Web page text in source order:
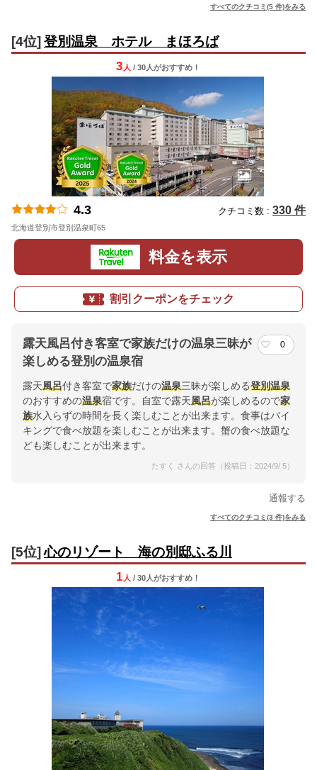
すべてのクチコミ(5 件)をみる
[4位] 登別温泉 ホテル まほろば
3 人 / 30人がおすすめ！
4.3 クチコミ数 : 330 件
北海道登別市登別温泉町65
料金を表示
割引クーポンをチェック
露天風呂付き客室で家族だけの温泉三昧が
楽しめる登別の温泉宿
0
露天風呂付き客室で家族だけの温泉三昧が楽しめる登別温泉
のおすすめの温泉宿です。自室で露天風呂が楽しめるので家
族水入らずの時間を長く楽しむことが出来ます。食事はバイ
キングで食べ放題を楽しむことが出来ます。蟹の食べ放題な
ども楽しむことが出来ます。
たすく さんの回答（投稿日：2024/9/ 5）
通報する
すべてのクチコミ(3 件)をみる
[5位] 心のリゾート 海の別邸ふる川
1 人 / 30人がおすすめ！